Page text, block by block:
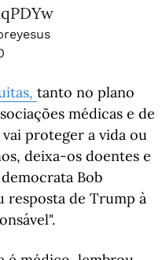
tanto no plano
médicas e de
proteger a vida ou
deixa-os doentes e
Bob
resposta de Trump à